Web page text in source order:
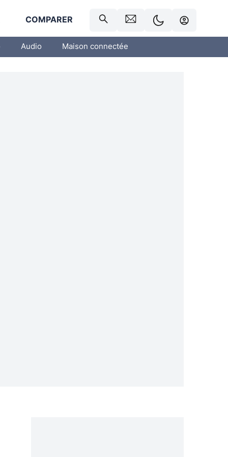
COMPARER
Audio Maison connectée